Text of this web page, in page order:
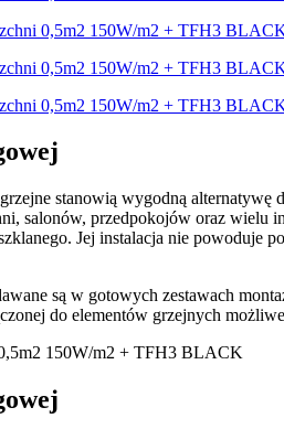
stanowią wygodną
salonów, przedpokojów oraz wielu
Jej instalacja nie
są w gotowych zestawach
do elementów grzejnych